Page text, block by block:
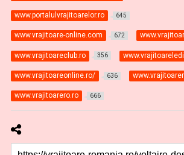
www.portalulvrajitoarelor.ro 645
www.vrajitoare-online.com 672
www.vrajitoareclub.ro 356
www.vrajitoareonline.ro/ 636
www.vrajitoarero.ro 666